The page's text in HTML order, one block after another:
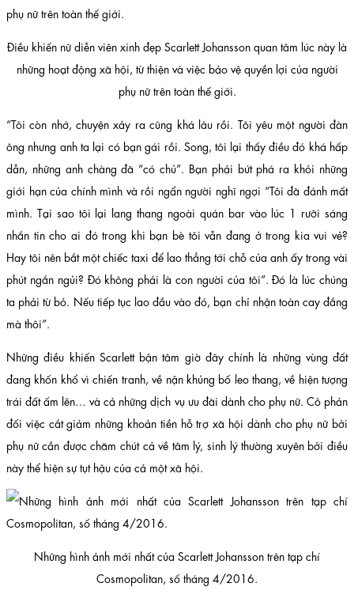
Điều khiến nữ diễn viên xinh đẹp Scarlett Johansson quan tâm lúc này là
những hoạt động xã hội, từ thiện và việc bảo vệ quyền lợi của người
phụ nữ trên toàn thế giới.
“Tôi còn nhớ, chuyện xảy ra cũng khá lâu rồi. Tôi yêu một người đàn
ông nhưng anh ta lại có bạn gái rồi. Song, tôi lại thấy điều đó khá hấp
dẫn, những anh chàng đã “có chủ”. Bạn phải bứt phá ra khỏi những
giới hạn của chính mình và rồi ngẩn người nghĩ ngợi “Tôi đã đánh mất
mình. Tại sao tôi lại lang thang ngoài quán bar vào lúc 1 rưỡi sáng
nhắn tin cho ai đó trong khi bạn bè tôi vẫn đang ở trong kia vui vẻ?
Hay tôi nên bắt một chiếc taxi để lao thẳng tới chỗ của anh ấy trong vài
phút ngắn ngủi? Đó không phải là con người của tôi”. Đó là lúc chúng
ta phải từ bỏ. Nếu tiếp tục lao đầu vào đó, bạn chỉ nhận toàn cay đắng
mà thôi”.
Những điều khiến Scarlett bận tâm giờ đây chính là những vùng đất
đang khốn khổ vì chiến tranh, về nận khủng bố leo thang, về hiện tượng
trái đất ấm lên… và cả những dịch vụ ưu đãi dành cho phụ nữ. Cô phản
đối việc cắt giảm những khoản tiền hỗ trợ xã hội dành cho phụ nữ bởi
phụ nữ cần được chăm chút cả về tâm lý, sinh lý thường xuyên bởi điều
này thể hiện sự tụt hậu của cả một xã hội.
Những hình ảnh mới nhất của Scarlett Johansson trên tạp chí
Cosmopolitan, số tháng 4/2016.